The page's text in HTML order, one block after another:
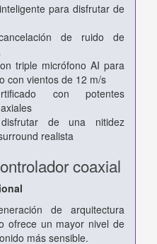
para disfrutar de
de ruido de
triple micrófono AI para
con vientos de 12 m/s
con potentes
de una nitidez
realista
coaxial
de arquitectura
ofrece un mayor nivel de
más sensible.